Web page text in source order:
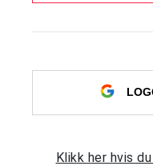
Klikk her hvis